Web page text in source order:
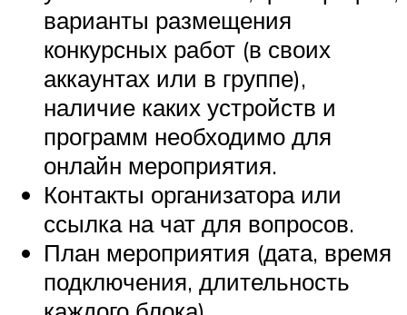
варианты размещения
конкурсных работ (в своих
аккаунтах или в группе),
наличие каких устройств и
программ необходимо для
онлайн мероприятия.
Контакты организатора или
ссылка на чат для вопросов.
План мероприятия (дата, время
подключения, длительность